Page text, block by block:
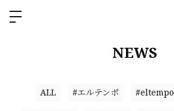
NEWS
ALL #エルテンポ #eltempo